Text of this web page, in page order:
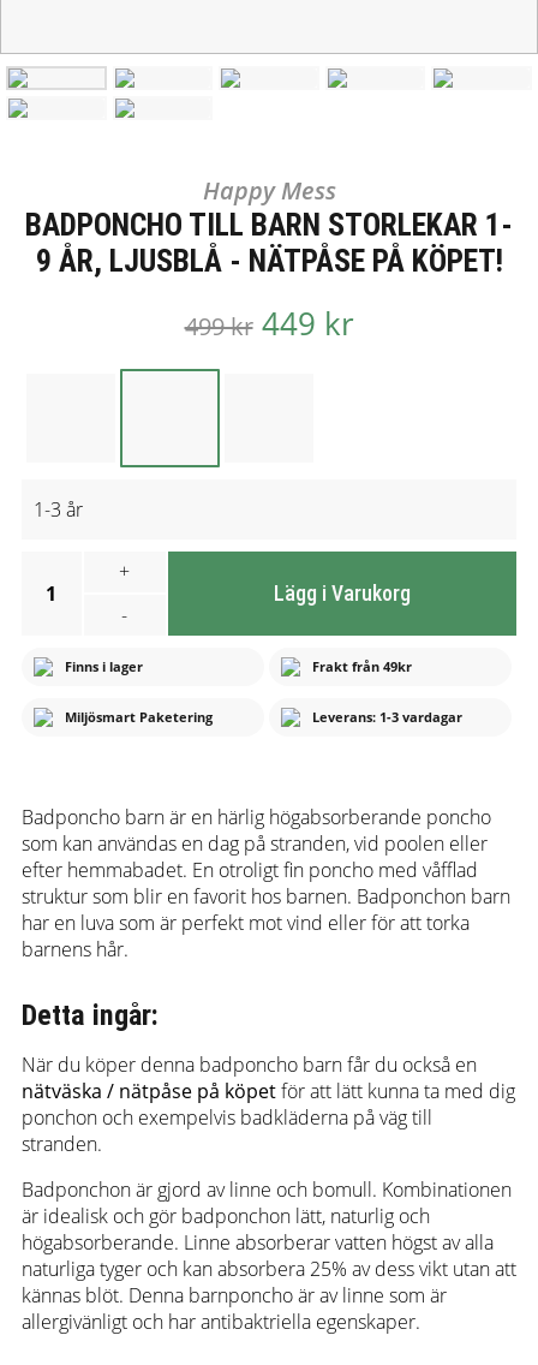
Happy Mess
BADPONCHO TILL BARN STORLEKAR 1-
9 ÅR, LJUSBLÅ - NÄTPÅSE PÅ KÖPET!
499 kr449 kr
1-3 år
1
+
-
Lägg i Varukorg
Finns i lager Frakt från 49kr
Miljösmart Paketering Leverans: 1-3 vardagar
Badponcho barn är en härlig högabsorberande poncho
som kan användas en dag på stranden, vid poolen eller
efter hemmabadet. En otroligt fin poncho med våfflad
struktur som blir en favorit hos barnen. Badponchon barn
har en luva som är perfekt mot vind eller för att torka
barnens hår.
Detta ingår:
När du köper denna badponcho barn får du också en
nätväska / nätpåse på köpetför att lätt kunna ta med dig
ponchon och exempelvis badkläderna på väg till
stranden.
Badponchon är gjord av linne och bomull. Kombinationen
är idealisk och gör badponchon lätt, naturlig och
högabsorberande. Linne absorberar vatten högst av alla
naturliga tyger och kan absorbera 25% av dess vikt utan att
kännas blöt. Denna barnponcho är av linne som är
allergivänligt och har antibaktriella egenskaper.